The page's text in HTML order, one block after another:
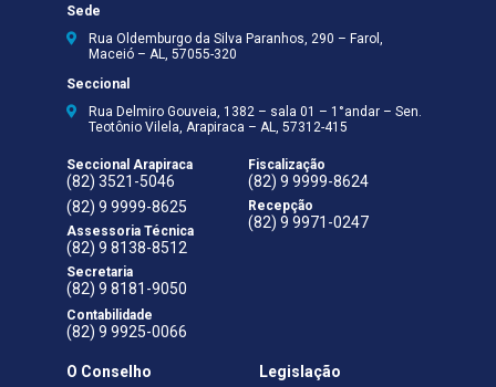
Sede
Rua Oldemburgo da Silva Paranhos, 290 – Farol,
Maceió – AL, 57055-320
Seccional
Rua Delmiro Gouveia, 1382 – sala 01 – 1°andar – Sen.
Teotônio Vilela, Arapiraca – AL, 57312-415
Seccional Arapiraca
(82) 3521-5046
(82) 9 9999-8625
Assessoria Técnica
(82) 9 8138-8512
Secretaria
(82) 9 8181-9050
Contabilidade
(82) 9 9925-0066
Fiscalização
(82) 9 9999-8624
Recepção
(82) 9 9971-0247
O Conselho
Legislação